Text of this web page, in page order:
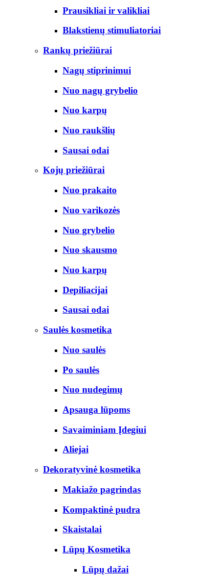
Prausikliai ir valikliai
Blakstienų stimuliatoriai
Rankų priežiūrai
Nagų stiprinimui
Nuo nagų grybelio
Nuo karpų
Nuo raukšlių
Sausai odai
Kojų priežiūrai
Nuo prakaito
Nuo varikozės
Nuo grybelio
Nuo skausmo
Nuo karpų
Depiliacijai
Sausai odai
Saulės kosmetika
Nuo saulės
Po saulės
Nuo nudegimų
Apsauga lūpoms
Savaiminiam Įdegiui
Aliejai
Dekoratyvinė kosmetika
Makiažo pagrindas
Kompaktinė pudra
Skaistalai
Lūpų Kosmetika
Lūpų dažai